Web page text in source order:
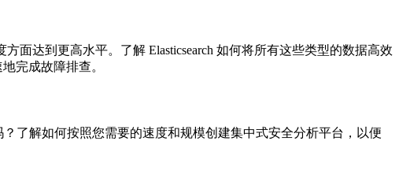
面达到更高水平。了解 Elasticsearch 如何将所有这些类型的数据高效
完成故障排查。
了解如何按照您需要的速度和规模创建集中式安全分析平台，以便